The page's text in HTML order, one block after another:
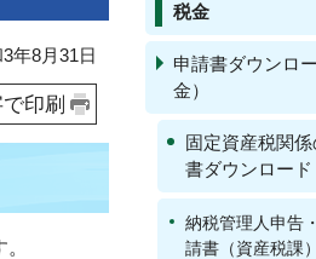
年8月31日
印刷
税金
申請書ダウンロ
金）
固定資産税関
書ダウンロード
納税管理人申告
請書（資産税課）